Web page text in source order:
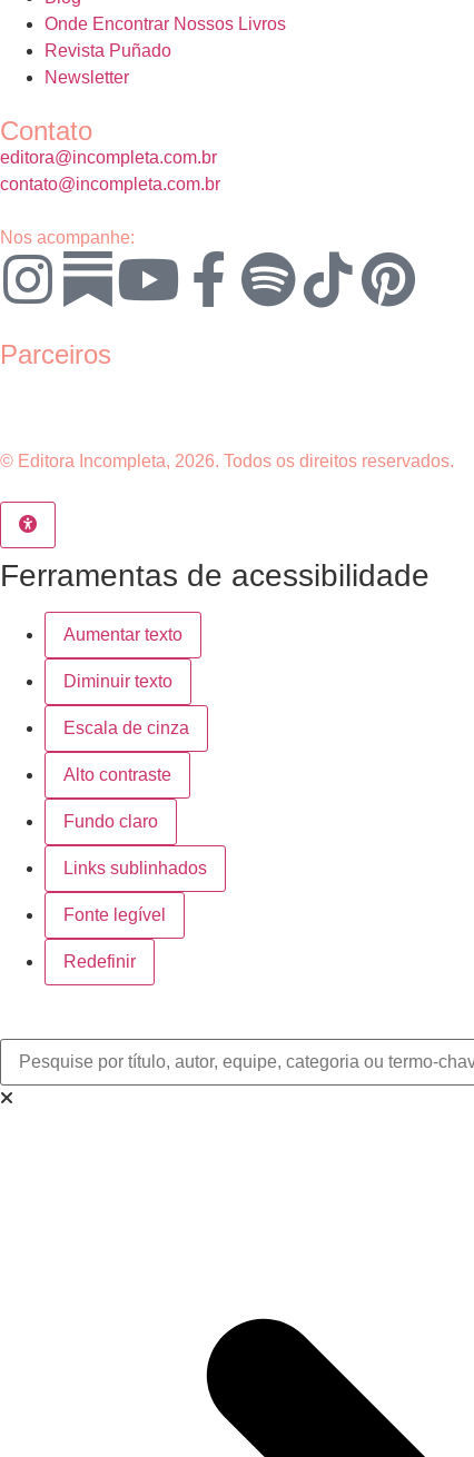
Onde Encontrar Nossos Livros
Revista Puñado
Newsletter
Contato
editora@incompleta.com.br
contato@incompleta.com.br
Nos acompanhe:
Parceiros
© Editora Incompleta, 2026. Todos os direitos reservados.
Ferramentas de acessibilidade
Aumentar texto
Diminuir texto
Escala de cinza
Alto contraste
Fundo claro
Links sublinhados
Fonte legível
Redefinir